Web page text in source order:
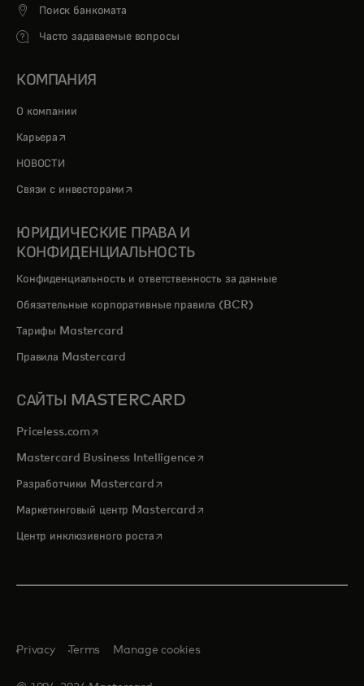
Поиск банкомата
Часто задаваемые вопросы
КОМПАНИЯ
О компании
Карьера opens in a new tab
НОВОСТИ
Связи с инвесторами opens in a new tab
ЮРИДИЧЕСКИЕ ПРАВА И
КОНФИДЕНЦИАЛЬНОСТЬ
Конфиденциальность и ответственность за данные
Обязательные корпоративные правила (BCR)
Тарифы Mastercard
Правила Mastercard
САЙТЫ MASTERCARD
Priceless.com opens in a new tab
Mastercard Business Intelligenceopens in a new tab
Разработчики Mastercardopens in a new tab
Маркетинговый центр Mastercardopens in a new tab
Центр инклюзивного ростаopens in a new tab
Privacy Terms Manage cookies